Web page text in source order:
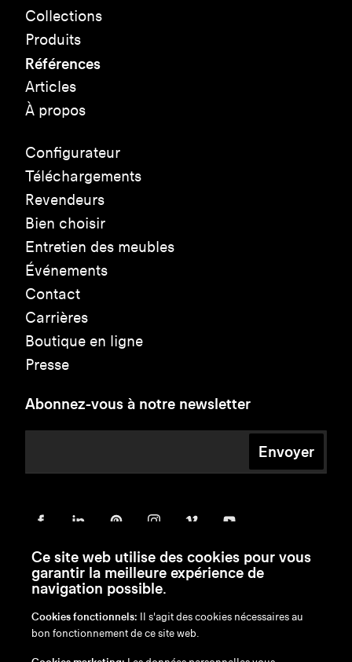
Collections
Produits
Références
Articles
À propos
Configurateur
Téléchargements
Revendeurs
Bien choisir
Entretien des meubles
Événements
Contact
Carrières
Boutique en ligne
Presse
Abonnez-vous à notre newsletter
Envoyer
en/nl/fr/de
Ce site web utilise des cookies pour vous
garantir la meilleure expérience de
navigation possible.
Cookies fonctionnels: Il s'agit des cookies nécessaires au
bon fonctionnement de ce site web.